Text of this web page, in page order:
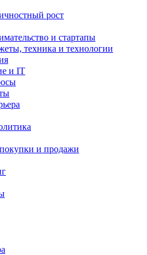
рост
и стартапы
техника и технологии
и IT
и продажи